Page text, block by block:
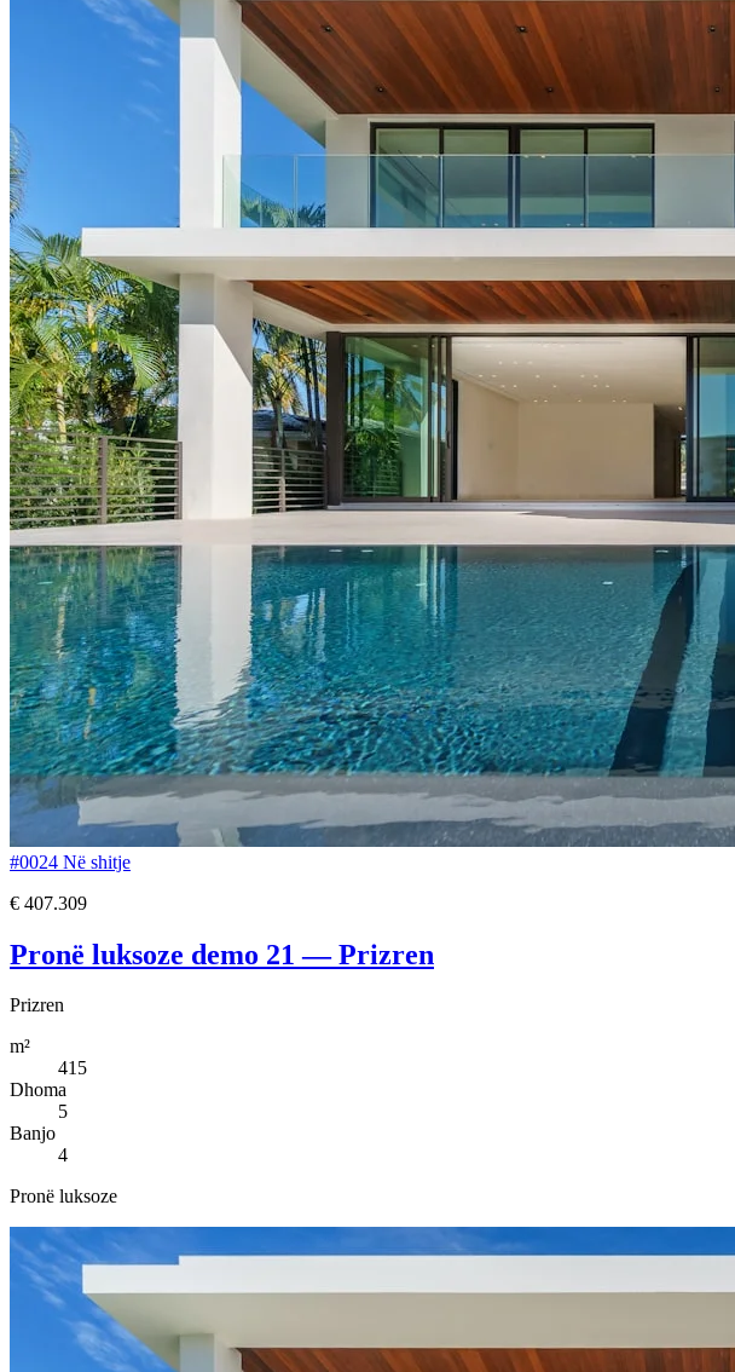
#0024 Në shitje
€ 407.309
Pronë luksoze demo 21 — Prizren
Prizren
m²
415
Dhoma
5
Banjo
4
Pronë luksoze